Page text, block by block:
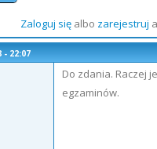
Zaloguj sięalbo zarejestruj
- 22:07
Do zdania. Raczej
egzaminów.